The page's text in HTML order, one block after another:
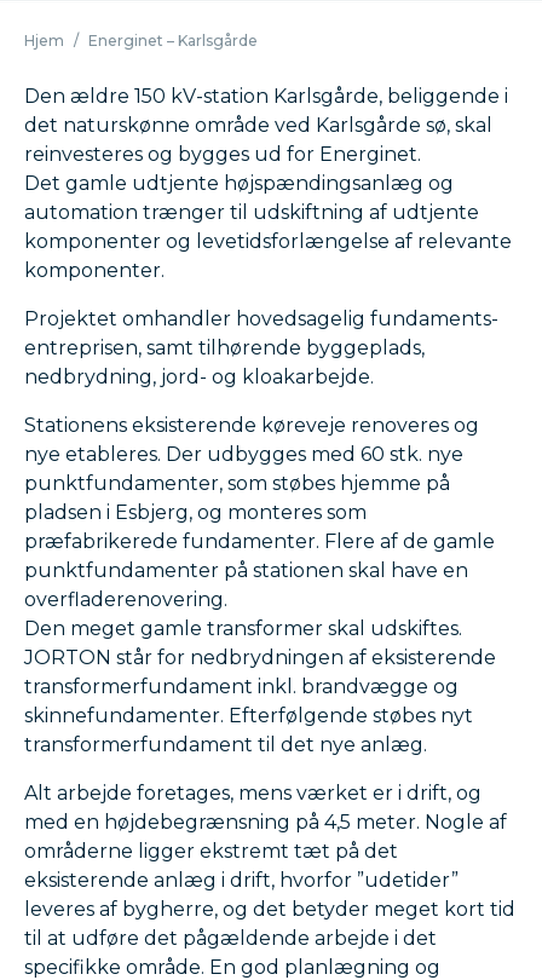
Hjem / Energinet – Karlsgårde
Den ældre 150 kV-station Karlsgårde, beliggende i
det naturskønne område ved Karlsgårde sø, skal
reinvesteres og bygges ud for Energinet.
Det gamle udtjente højspændingsanlæg og
automation trænger til udskiftning af udtjente
komponenter og levetidsforlængelse af relevante
komponenter.
Projektet omhandler hovedsagelig fundaments-
entreprisen, samt tilhørende byggeplads,
nedbrydning, jord- og kloakarbejde.
Stationens eksisterende køreveje renoveres og
nye etableres. Der udbygges med 60 stk. nye
punktfundamenter, som støbes hjemme på
pladsen i Esbjerg, og monteres som
præfabrikerede fundamenter. Flere af de gamle
punktfundamenter på stationen skal have en
overfladerenovering.
Den meget gamle transformer skal udskiftes.
JORTON står for nedbrydningen af eksisterende
transformerfundament inkl. brandvægge og
skinnefundamenter. Efterfølgende støbes nyt
transformerfundament til det nye anlæg.
Alt arbejde foretages, mens værket er i drift, og
med en højdebegrænsning på 4,5 meter. Nogle af
områderne ligger ekstremt tæt på det
eksisterende anlæg i drift, hvorfor ”udetider”
leveres af bygherre, og det betyder meget kort tid
til at udføre det pågældende arbejde i det
specifikke område. En god planlægning og